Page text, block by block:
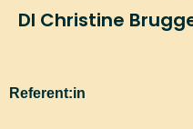
eingesetzten Cookies (samt
zur Ausübung des
DI Christine
Referent:in